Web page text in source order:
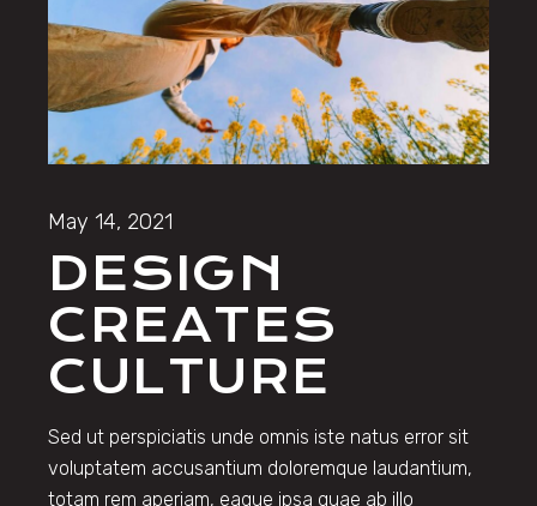
May 14, 2021
DESIGN
CREATES
CULTURE
Sed ut perspiciatis unde omnis iste natus error sit
voluptatem accusantium doloremque laudantium,
totam rem aperiam, eaque ipsa quae ab illo